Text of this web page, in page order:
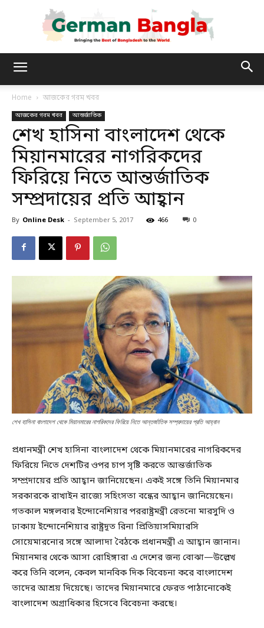
Bangla
Home আজকের গরম খবর
আজকের গরম খবর আন্তর্জাতিক
শেখ হাসিনা বাংলাদেশ থেকে
মিয়ানমারের নাগরিকদের
ফিরিয়ে নিতে আন্তর্জাতিক
সম্প্রদায়ের প্রতি আহ্বান
By Online Desk - September 5, 2017 466 0
শেখ হাসিনা বাংলাদেশ থেকে মিয়ানমারের নাগরিকদের ফিরিয়ে নিতে আন্তর্জাতিক সম্প্রদায়ের প্রতি আহ্বান
প্রধানমন্ত্রী শেখ হাসিনা বাংলাদেশ থেকে মিয়ানমারের নাগরিকদের
ফিরিয়ে নিতে দেশটির ওপর চাপ সৃষ্টি করতে আন্তর্জাতিক
সম্প্রদায়ের প্রতি আহ্বান জানিয়েছেন। একই সঙ্গে তিনি মিয়ানমার
সরকারকে রাখাইন রাজ্যে সহিংসতা বন্ধের আহ্বান জানিয়েছেন।
গতকাল মঙ্গলবার ইন্দোনেশিয়ার পররাষ্ট্রমন্ত্রী রেতনো মারসুদি ও
ঢাকায় ইন্দোনেশিয়ার রাষ্ট্রদূত রিনা প্রিতিয়াসমিয়ারসি
সোয়েমারনোর সঙ্গে আলাদা বৈঠকে প্রধানমন্ত্রী এ আহ্বান জানান।
মিয়ানমার থেকে আসা রোহিঙ্গারা এ দেশের জন্য বোঝা—উল্লেখ
করে তিনি বলেন, কেবল মানবিক দিক বিবেচনা করে বাংলাদেশ
তাদের আশ্রয় দিয়েছে। তাদের মিয়ানমারে ফেরত পাঠানোকেই
বাংলাদেশ অগ্রাধিকার হিসেবে বিবেচনা করছে।